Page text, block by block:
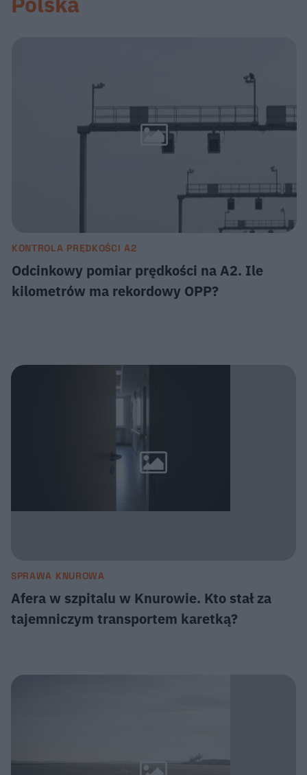
KONTROLA PRĘDKOŚCI A2
Odcinkowy pomiar prędkości na A2. Ile
kilometrów ma rekordowy OPP?
SPRAWA KNUROWA
Afera w szpitalu w Knurowie. Kto stał za
tajemniczym transportem karetką?